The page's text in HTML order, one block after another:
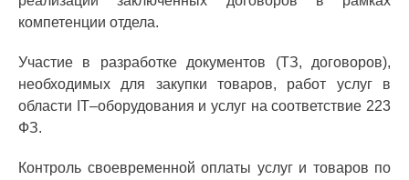
компетенции отдела.
Участие в разработке документов (ТЗ, договоров),
необходимых для закупки товаров, работ услуг в
области IT–оборудования и услуг на соответствие 223
ФЗ.
Контроль своевременной оплаты услуг и товаров по